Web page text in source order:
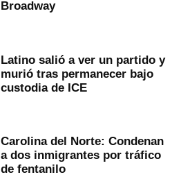
Broadway
Latino salió a ver un partido y
murió tras permanecer bajo
custodia de ICE
Carolina del Norte: Condenan
a dos inmigrantes por tráfico
de fentanilo